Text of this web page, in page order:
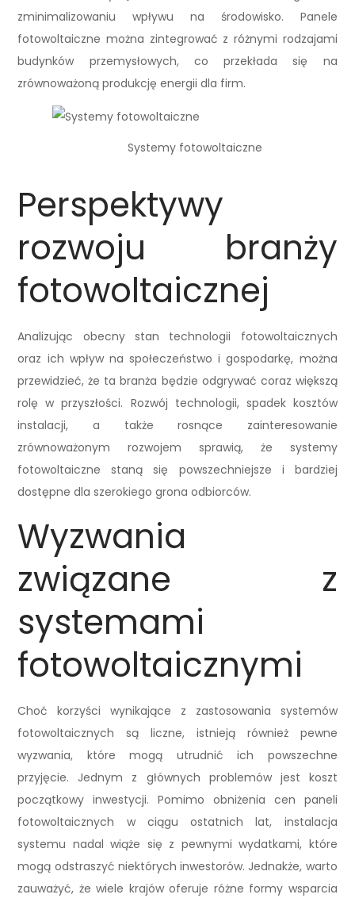
zminimalizowaniu wpływu na środowisko. Panele
fotowoltaiczne można zintegrować z różnymi rodzajami
budynków przemysłowych, co przekłada się na
zrównoważoną produkcję energii dla firm.
Systemy fotowoltaiczne
Perspektywy
rozwoju branży
fotowoltaicznej
Analizując obecny stan technologii fotowoltaicznych
oraz ich wpływ na społeczeństwo i gospodarkę, można
przewidzieć, że ta branża będzie odgrywać coraz większą
rolę w przyszłości. Rozwój technologii, spadek kosztów
instalacji, a także rosnące zainteresowanie
zrównoważonym rozwojem sprawią, że systemy
fotowoltaiczne staną się powszechniejsze i bardziej
dostępne dla szerokiego grona odbiorców.
Wyzwania
związane z
systemami
fotowoltaicznymi
Choć korzyści wynikające z zastosowania systemów
fotowoltaicznych są liczne, istnieją również pewne
wyzwania, które mogą utrudnić ich powszechne
przyjęcie. Jednym z głównych problemów jest koszt
początkowy inwestycji. Pomimo obniżenia cen paneli
fotowoltaicznych w ciągu ostatnich lat, instalacja
systemu nadal wiąże się z pewnymi wydatkami, które
mogą odstraszyć niektórych inwestorów. Jednakże, warto
zauważyć, że wiele krajów oferuje różne formy wsparcia